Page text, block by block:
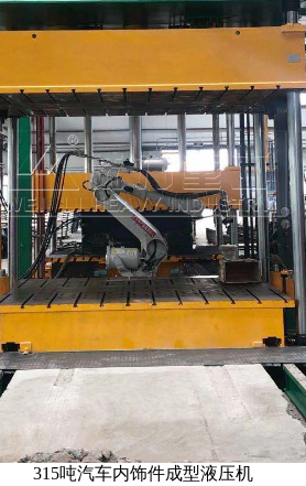
315吨汽车内饰件成型液压机